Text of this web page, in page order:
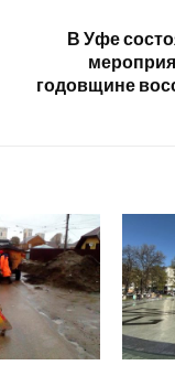
В Уфе
годовщине